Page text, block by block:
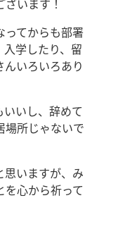
います！
ってからも部署
学したり、留
いろいろあり
いし、辞めて
場所じゃないで
思いますが、み
を心から祈って